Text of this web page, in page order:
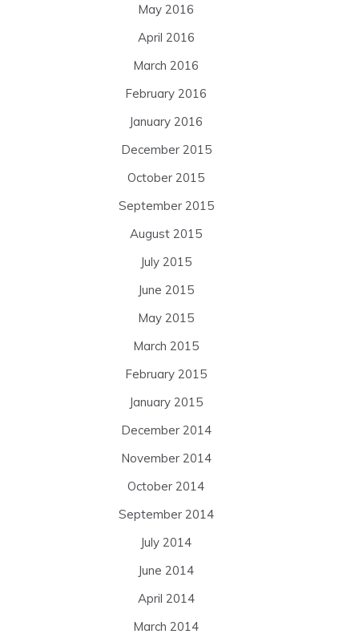
May 2016
April 2016
March 2016
February 2016
January 2016
December 2015
October 2015
September 2015
August 2015
July 2015
June 2015
May 2015
March 2015
February 2015
January 2015
December 2014
November 2014
October 2014
September 2014
July 2014
June 2014
April 2014
March 2014